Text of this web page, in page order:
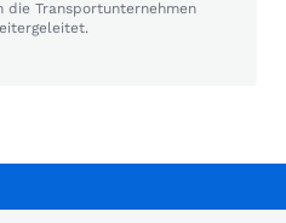
die Transportunternehmen